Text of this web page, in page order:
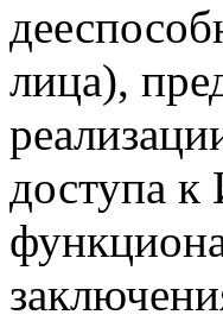
лица),
доступа